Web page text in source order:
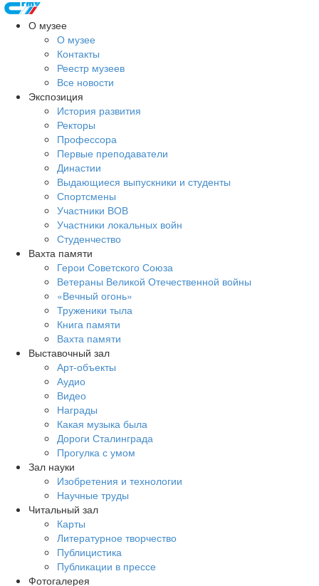
О музее
О музее
Контакты
Реестр музеев
Все новости
Экспозиция
История развития
Ректоры
Профессора
Первые преподаватели
Династии
Выдающиеся выпускники и студенты
Спортсмены
Участники ВОВ
Участники локальных войн
Студенчество
Вахта памяти
Герои Советского Союза
Ветераны Великой Отечественной войны
«Вечный огонь»
Труженики тыла
Книга памяти
Вахта памяти
Выставочный зал
Арт-объекты
Аудио
Видео
Награды
Какая музыка была
Дороги Сталинграда
Прогулка с умом
Зал науки
Изобретения и технологии
Научные труды
Читальный зал
Карты
Литературное творчество
Публицистика
Публикации в прессе
Фотогалерея